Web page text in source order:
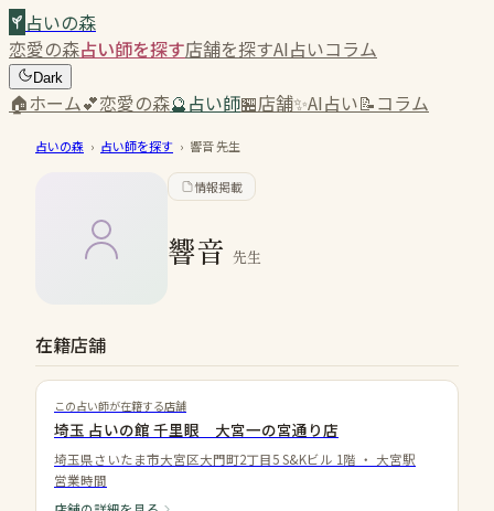
占いの森
恋愛の森占い師を探す店舗を探すAI占いコラム
Dark
🏠ホーム💕恋愛の森🔮占い師🏪店舗✨AI占い📝コラム
占いの森 › 占い師を探す › 響音先生
情報掲載
響音 先生
在籍店舗
この占い師が在籍する店舗
埼玉 占いの館 千里眼 大宮一の宮通り店
埼玉県さいたま市大宮区大門町2丁目5 S&Kビル 1階 ・ 大宮駅
営業時間